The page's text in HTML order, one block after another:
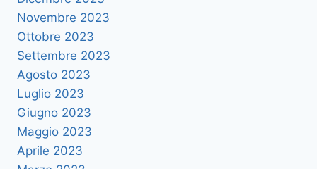
Novembre 2023
Ottobre 2023
Settembre 2023
Agosto 2023
Luglio 2023
Giugno 2023
Maggio 2023
Aprile 2023